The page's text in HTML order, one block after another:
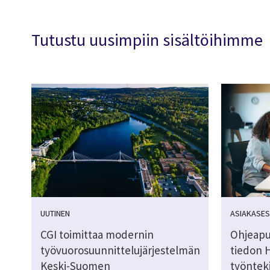
Tutustu uusimpiin sisältöihimme
UUTINEN
CGI toimittaa modernin
työvuorosuunnittelujärjestelmän
Keski-Suomen
tiedon